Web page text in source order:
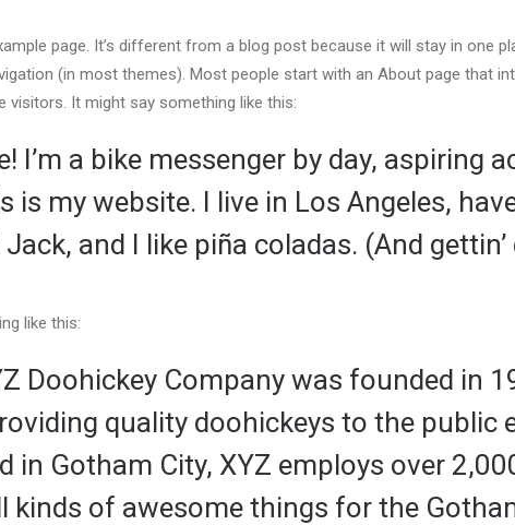
page. It’s different from a blog post because it will stay in one
(in most themes). Most people start with an About page that
visitors. It might say something like this:
I’m a bike messenger by day, aspiring
is my website. I live in Los Angeles,
and I like piña coladas. (And
like this:
Doohickey Company was founded in
quality doohickeys to the public
in Gotham City, XYZ employs over
kinds of awesome things for the